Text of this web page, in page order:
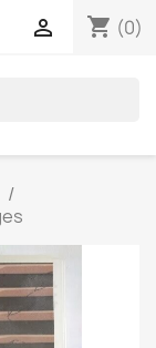
shopping_cart (0)
